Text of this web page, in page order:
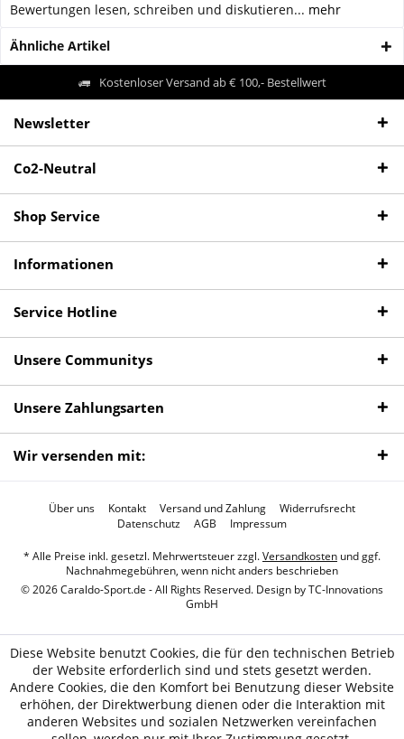
Bewertungen lesen, schreiben und diskutieren... mehr
Ähnliche Artikel
Kostenloser Versand ab € 100,- Bestellwert
Newsletter
Co2-Neutral
Shop Service
Informationen
Service Hotline
Unsere Communitys
Unsere Zahlungsarten
Wir versenden mit:
Über uns Kontakt Versand und Zahlung
Widerrufsrecht
Datenschutz
AGB Impressum
* Alle Preise inkl. gesetzl. Mehrwertsteuer zzgl.Versandkosten und ggf.
Nachnahmegebühren, wenn nicht anders beschrieben
© 2026 Caraldo-Sport.de - All Rights Reserved. Design byTC-Innovations
GmbH
Diese Website benutzt Cookies, die für den technischen Betrieb
der Website erforderlich sind und stets gesetzt werden.
Andere Cookies, die den Komfort bei Benutzung dieser Website
erhöhen, der Direktwerbung dienen oder die Interaktion mit
anderen Websites und sozialen Netzwerken vereinfachen